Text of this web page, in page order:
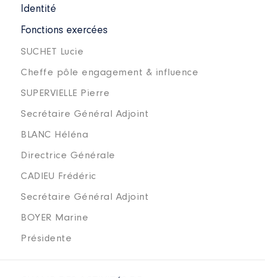
Identité
Fonctions exercées
SUCHET Lucie
Cheffe pôle engagement & influence
SUPERVIELLE Pierre
Secrétaire Général Adjoint
BLANC Héléna
Directrice Générale
CADIEU Frédéric
Secrétaire Général Adjoint
BOYER Marine
Présidente